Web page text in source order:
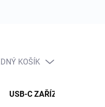
NÁKUPNÍ
KOŠÍK
USB-C ZAŘÍZENÍ